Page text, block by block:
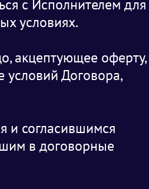
с Исполнителем для
условиях.
акцептующее оферту,
Договора,
и согласившимся
в договорные